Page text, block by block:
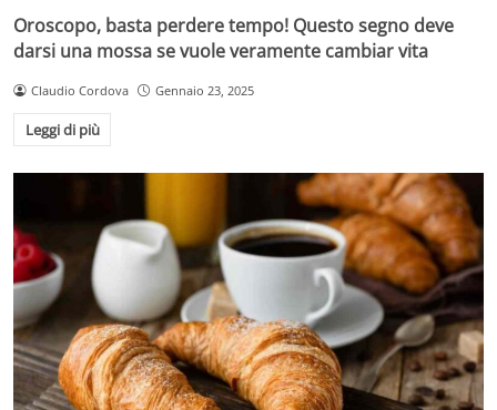
Oroscopo, basta perdere tempo! Questo segno deve
darsi una mossa se vuole veramente cambiar vita
Claudio Cordova Gennaio 23, 2025
Leggi di più